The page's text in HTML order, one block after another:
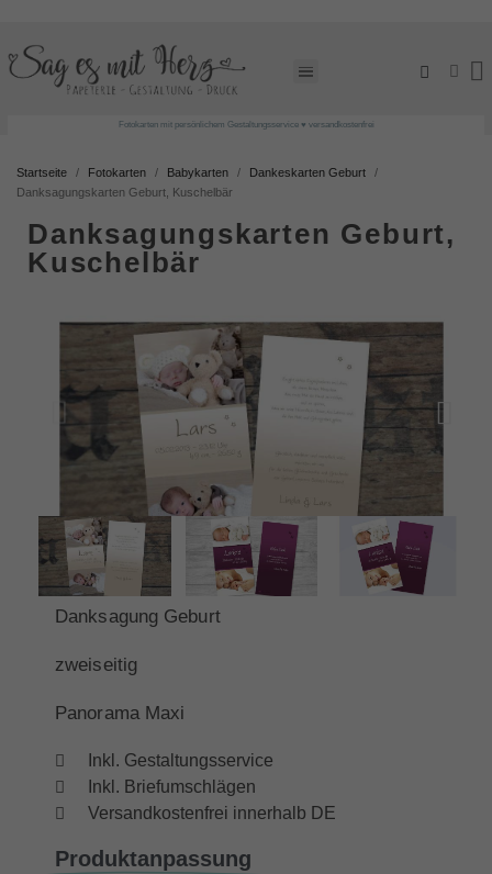
Fotokarten mit persönlichem Gestaltungsservice ♥ versandkostenfrei
Startseite Fotokarten Babykarten
Dankeskarten Geburt
Danksagungskarten Geburt, Kuschelbär
Danksagungskarten Geburt,
Kuschelbär
Danksagung Geburt
zweiseitig
Panorama Maxi
Inkl. Gestaltungsservice
Inkl. Briefumschlägen
Versandkostenfrei innerhalb DE
Produktanpassung